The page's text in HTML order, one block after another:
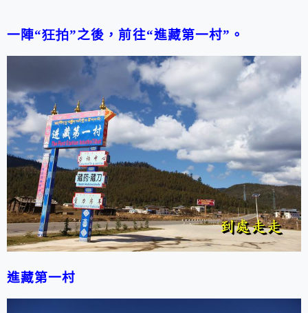
一陣“狂拍”之後，前往“進藏第一村” 。
進藏第一村